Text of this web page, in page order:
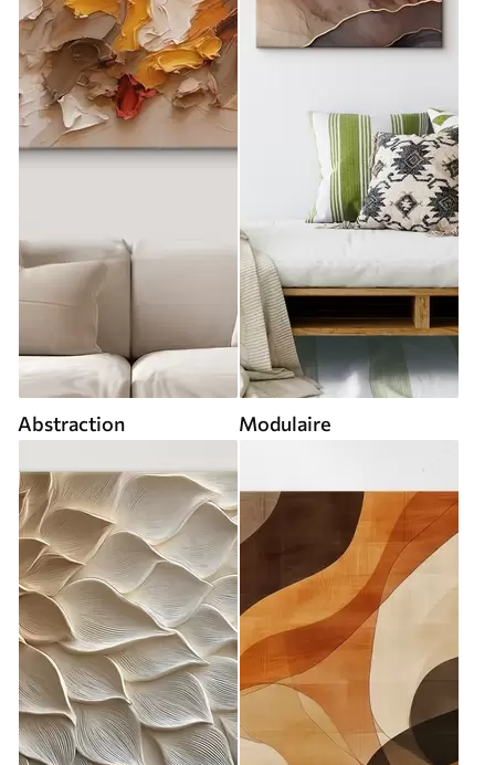
Abstraction Modulaire